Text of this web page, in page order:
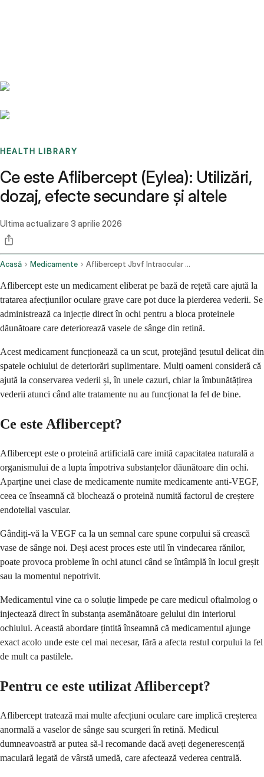
HEALTH LIBRARY
Ce este Aflibercept (Eylea): Utilizări,
dozaj, efecte secundare și altele
Ultima actualizare 3 aprilie 2026
Acasă Medicamente Aflibercept Jbvf Intraocular Route
Aflibercept este un medicament eliberat pe bază de rețetă care ajută la
tratarea afecțiunilor oculare grave care pot duce la pierderea vederii. Se
administrează ca injecție direct în ochi pentru a bloca proteinele
dăunătoare care deteriorează vasele de sânge din retină.
Acest medicament funcționează ca un scut, protejând țesutul delicat din
spatele ochiului de deteriorări suplimentare. Mulți oameni consideră că
ajută la conservarea vederii și, în unele cazuri, chiar la îmbunătățirea
vederii atunci când alte tratamente nu au funcționat la fel de bine.
Ce este Aflibercept?
Aflibercept este o proteină artificială care imită capacitatea naturală a
organismului de a lupta împotriva substanțelor dăunătoare din ochi.
Aparține unei clase de medicamente numite medicamente anti-VEGF,
ceea ce înseamnă că blochează o proteină numită factorul de creștere
endotelial vascular.
Gândiți-vă la VEGF ca la un semnal care spune corpului să crească
vase de sânge noi. Deși acest proces este util în vindecarea rănilor,
poate provoca probleme în ochi atunci când se întâmplă în locul greșit
sau la momentul nepotrivit.
Medicamentul vine ca o soluție limpede pe care medicul oftalmolog o
injectează direct în substanța asemănătoare gelului din interiorul
ochiului. Această abordare țintită înseamnă că medicamentul ajunge
exact acolo unde este cel mai necesar, fără a afecta restul corpului la fel
de mult ca pastilele.
Pentru ce este utilizat Aflibercept?
Aflibercept tratează mai multe afecțiuni oculare care implică creșterea
anormală a vaselor de sânge sau scurgeri în retină. Medicul
dumneavoastră ar putea să-l recomande dacă aveți degenerescență
maculară legată de vârstă umedă, care afectează vederea centrală.